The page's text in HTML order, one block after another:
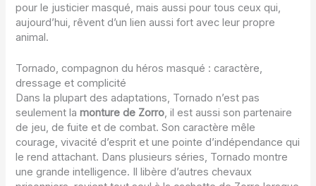
pour le justicier masqué, mais aussi pour tous ceux qui,
aujourd’hui, rêvent d’un lien aussi fort avec leur propre
animal.
Tornado, compagnon du héros masqué : caractère,
dressage et complicité
Dans la plupart des adaptations, Tornado n’est pas
seulement lamonture de Zorro, il est aussi son partenaire
de jeu, de fuite et de combat. Son caractère mêle
courage, vivacité d’esprit et une pointe d’indépendance qui
le rend attachant. Dans plusieurs séries, Tornado montre
une grande intelligence. Il libère d’autres chevaux